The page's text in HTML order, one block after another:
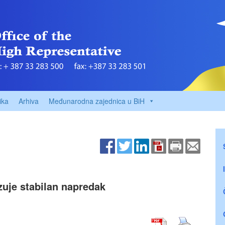
Arhiva Međunarodna zajednica u BiH
stabilan napredak